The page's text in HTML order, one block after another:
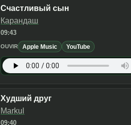
Счастливый сын
Карандаш
09:43
OUVIR Apple Music YouTube
Худший друг
Markul
09:40